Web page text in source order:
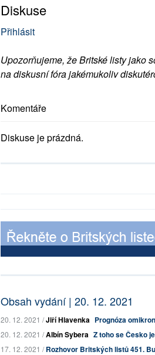
Diskuse
Přihlásit
Upozorňujeme, že Britské listy jako
na diskusní fóra jakémukoliv
Komentáře
Diskuse je prázdná.
Obsah vydání | 20. 12. 2021
20. 12. 2021 /Jiří Hlavenka Prognóza
20. 12. 2021 /Albín Sybera Z toho se Česko
17. 12. 2021 /Rozhovor Britských listů 451.